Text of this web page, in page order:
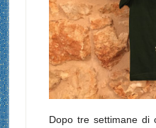
Dopo tre settimane di